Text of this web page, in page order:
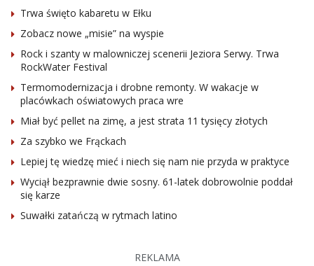
Trwa święto kabaretu w Ełku
Zobacz nowe „misie” na wyspie
Rock i szanty w malowniczej scenerii Jeziora Serwy. Trwa
RockWater Festival
Termomodernizacja i drobne remonty. W wakacje w
placówkach oświatowych praca wre
Miał być pellet na zimę, a jest strata 11 tysięcy złotych
Za szybko we Frąckach
Lepiej tę wiedzę mieć i niech się nam nie przyda w praktyce
Wyciął bezprawnie dwie sosny. 61-latek dobrowolnie poddał
się karze
Suwałki zatańczą w rytmach latino
REKLAMA